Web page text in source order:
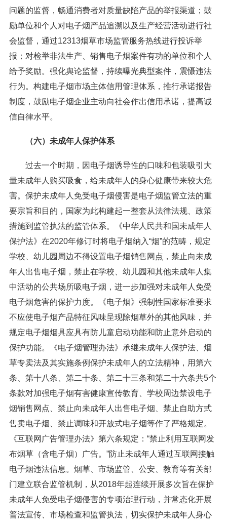
问题的监督，畅通消费者对质量缺陷产品的举报渠道；鼓
励单位和个人对电子烟产品追溯以及生产经营活动进行社
会监督，通过12313烟草市场监管服务热线进行投诉举
报；对检举非法生产、销售电子烟案件有功的单位和个人
给予奖励。强化舆论监督，持续曝光典型案件，震慑违法
行为。构建电子烟市场主体信用管理体系，推行承诺报告
制度，鼓励电子烟企业主动向社会作出信用承诺，提高诚
信自律水平。
（六）未成年人保护体系
过去一个时期，因电子烟诱导性的口味和包装吸引大
量未成年人购买吸食，给未成年人的身心健康带来较大危
害。保护未成年人免受电子烟侵害是电子烟监管立法的重
要宗旨和目的，国家为此构建起一整套从法律法规、政策
措施到监管执法的监管体系。《中华人民共和国未成年人
保护法》在2020年修订时将电子烟纳入“烟”的范畴，规定
学校、幼儿园周边不得设置电子烟销售网点，禁止向未成
年人出售电子烟，禁止在学校、幼儿园和其他未成年人集
中活动的公共场所吸电子烟，进一步加强对未成年人免受
电子烟危害的保护力度。《电子烟》强制性国家标准要求
不应使电子烟产品特征风味呈现除烟草外的其他风味，并
规定电子烟烟具应具有防儿童启动功能和防止意外启动的
保护功能。《电子烟管理办法》承继未成年人保护法、烟
草专卖法及其实施条例保护未成年人的立法精神，用第六
条、第十八条、第二十条、第二十三条和第二十六条共5个
条款对加强电子烟有害健康宣传教育、学校周边禁设电子
烟销售网点、禁止向未成年人出售电子烟、禁止自助方式
售卖电子烟、禁止调味和开放式电子烟等作了严格规定。
《互联网广告管理办法》第六条规定：“禁止利用互联网发
布烟草（含电子烟）广告。”防止未成年人通过互联网接触
电子烟违法信息。烟草、市场监管、公安、教育等有关部
门建立联合监管机制，从2018年起连续开展多次旨在保护
未成年人免受电子烟侵害的专项治理行动，并常态化开展
普法宣传、市场检查和监管执法，切实保护未成年人身心